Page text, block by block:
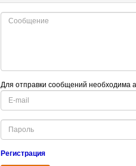
Для отправки сообщений необходима
E-
mail
Password
Регистрация